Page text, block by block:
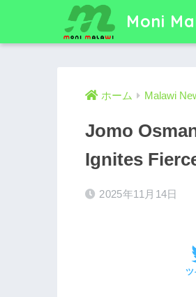
Moni
ホーム Malawi
Jomo
Ignites
2025年11月14日
ツ